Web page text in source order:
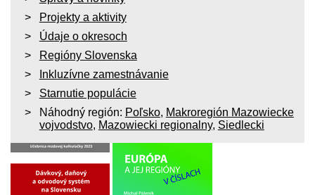
Projekty a aktivity
Údaje o okresoch
Regióny Slovenska
Inkluzívne zamestnávanie
Starnutie populácie
Náhodný región: Poľsko, Makroregión Mazowiecke
vojvodstvo, Mazowiecki regionalny, Siedlecki